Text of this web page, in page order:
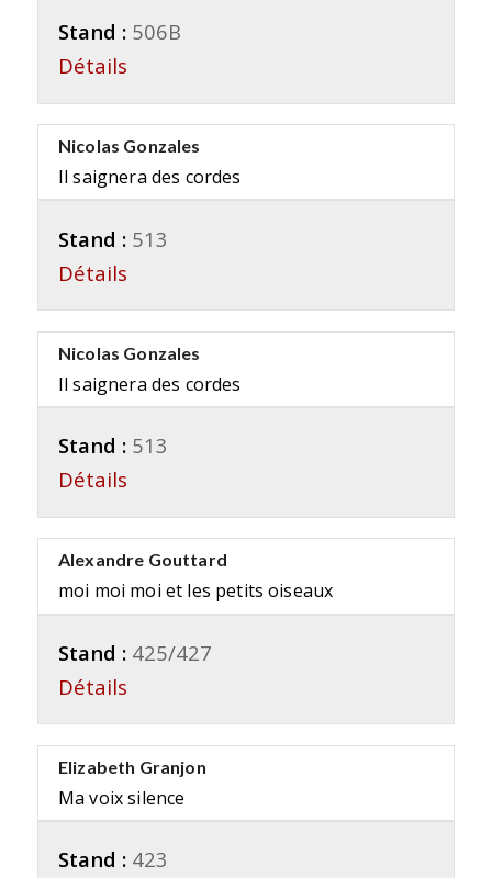
Stand : 506B
Détails
Nicolas Gonzales
Il saignera des cordes
Stand : 513
Détails
Nicolas Gonzales
Il saignera des cordes
Stand : 513
Détails
Alexandre Gouttard
moi moi moi et les petits oiseaux
Stand : 425/427
Détails
Elizabeth Granjon
Ma voix silence
Stand : 423